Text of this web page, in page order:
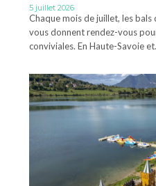
5 juillet 2026
Chaque mois de juillet, les
vous donnent rendez-vous
conviviales. En Haute-Savoie